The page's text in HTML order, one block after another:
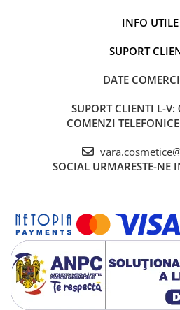
INFO UTILE
SUPORT
DATE
SUPORT CLIENTI L-V:
COMENZI
SOCIAL URMARESTE-NE